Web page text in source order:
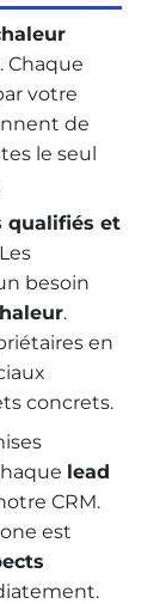
Chaque
votre
de
le seul
qualifiés et
besoin
.
en
concrets.
lead
CRM.
est